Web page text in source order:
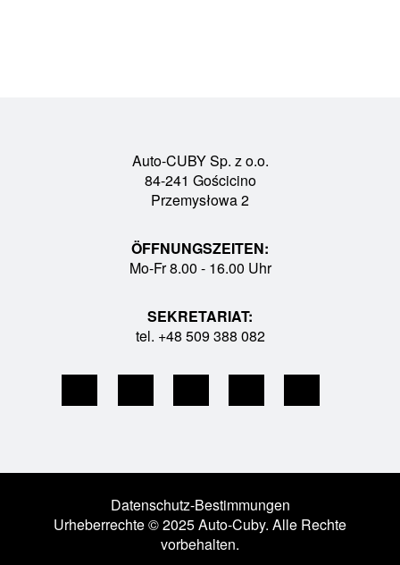
Auto-CUBY Sp. z o.o.
84-241 Gościcino
Przemysłowa 2
ÖFFNUNGSZEITEN:
Mo-Fr 8.00 - 16.00 Uhr
SEKRETARIAT:
tel. +48 509 388 082
Datenschutz-Bestimmungen
Urheberrechte © 2025 Auto-Cuby. Alle Rechte
vorbehalten.